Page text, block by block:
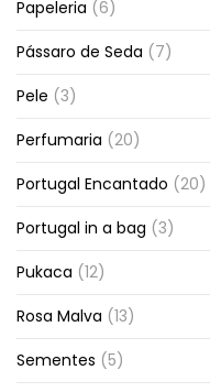
Papeleria (6)
Pássaro de Seda (7)
Pele (3)
Perfumaria (20)
Portugal Encantado (20)
Portugal in a bag (3)
Pukaca (12)
Rosa Malva (13)
Sementes (5)